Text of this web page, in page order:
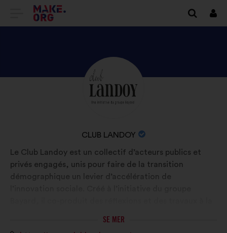
GÅ
FÖRSTASIDAN
MAKE.ORG
in
UTFORSKA
CLUB
PROFIL
ORGANISATIONENS
NAMN:
CLUB LANDOY
Bakgrund:
Le Club Landoy est un collectif d’acteurs publics et
privés engagés, unis pour faire de la transition
démographique un levier d’accélération de
SE MER